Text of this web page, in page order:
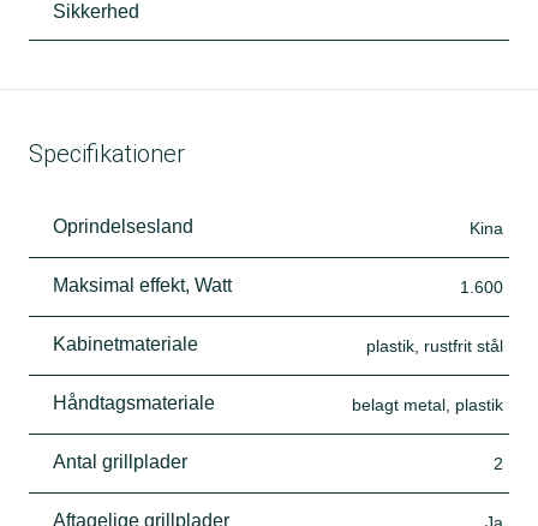
Sikkerhed
Specifikationer
Oprindelsesland Kina
Maksimal effekt, Watt 1.600
Kabinetmateriale plastik, rustfrit stål
Håndtagsmateriale belagt metal, plastik
Antal grillplader 2
Aftagelige grillplader